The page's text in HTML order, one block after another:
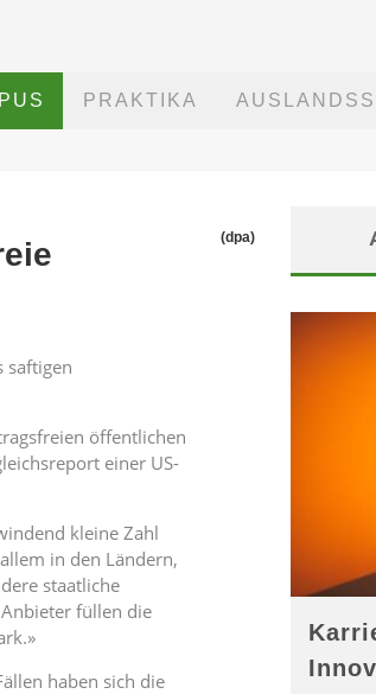
PRAKTIKA
(dpa)
saftigen
öffentlichen
einer US-
kleine Zahl
in den Ländern,
staatliche
füllen die
haben sich die